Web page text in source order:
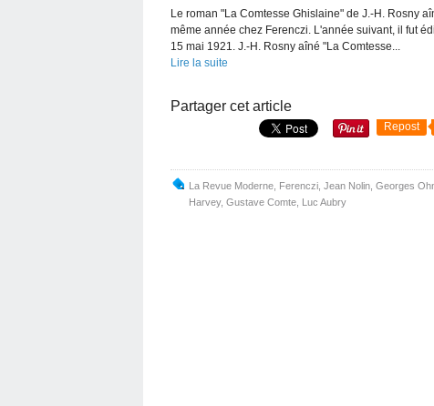
Le roman "La Comtesse Ghislaine" de J.-H. Rosny
même année chez Ferenczi. L'année suivant, il fut
15 mai 1921. J.-H. Rosny aîné "La Comtesse...
Lire la suite
Partager cet article
Repost
La Revue Moderne Ferenczi Jean Nolin Georges
Harvey, Gustave Comte Luc Aubry